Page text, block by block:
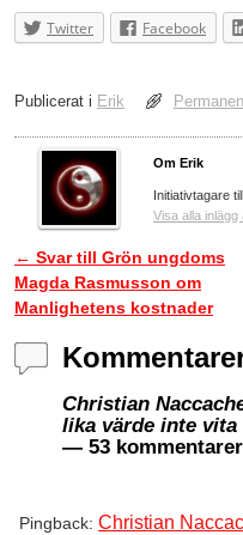
Twitter Facebook
Publicerat i Erik
Om Erik
Initiativtagare
Visa alla inlägg
Inläggsnavigering
← Svar till Grön ungdoms
Magda Rasmusson om
Manlighetens kostnader
Christian
lika värde inte vita
— 53 kommentarer
Pingback: Christian